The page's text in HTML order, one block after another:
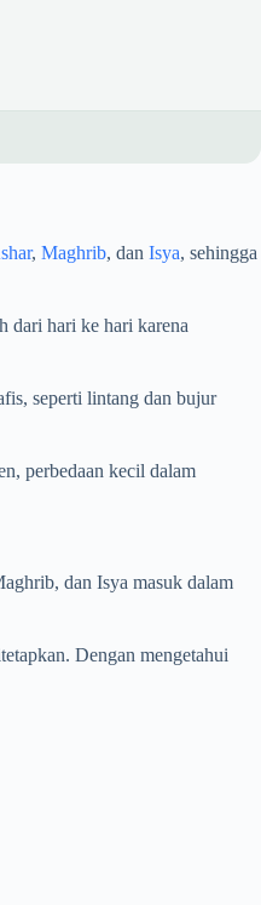
, Maghrib, dan Isya, sehingga
dari hari ke hari karena
seperti lintang dan bujur
perbedaan kecil dalam
dan Isya masuk dalam
Dengan mengetahui